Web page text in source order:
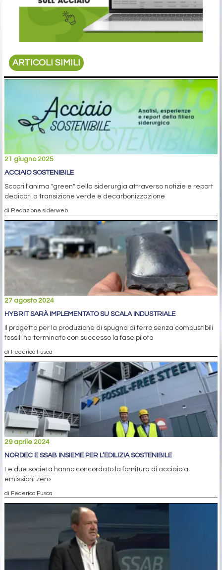
ARTICOLI SIMILI
21 giugno 2025
ACCIAIO SOSTENIBILE
Scopri l'anima "green" della siderurgia attraverso notizie e report
dedicati a transizione verde e decarbonizzazione
di Redazione siderweb
27 agosto 2024
HYBRIT SARÀ IMPLEMENTATO SU SCALA INDUSTRIALE
Il progetto per la produzione di spugna di ferro senza combustibili
fossili ha terminato con successo la fase pilota
di Federico Fusca
29 aprile 2024
NORDEC E SSAB INSIEME PER L’EDILIZIA SOSTENIBILE
Le due società hanno concordato la fornitura di acciaio a
emissioni zero
di Federico Fusca